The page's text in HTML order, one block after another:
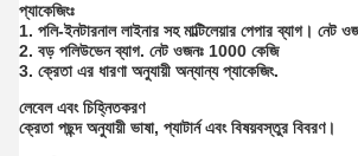
প্যাকেজিংঃ
1. পলি-ইনটারনাল লাইনার সহ মাল্টিলেয়ার পেপার ব্যাগ। নেট
2. বড় পলিউভেন ব্যাগ. নেট ওজনঃ 1000 কেজি
3. ক্রেতা এর ধারণা অনুযায়ী অন্যান্য প্যাকেজিং.
লেবেল এবং চিহ্নিতকরণ
ক্রেতা পছন্দ অনুযায়ী ভাষা, প্যাটার্ন এবং বিষয়বস্তুর বিবরণ।